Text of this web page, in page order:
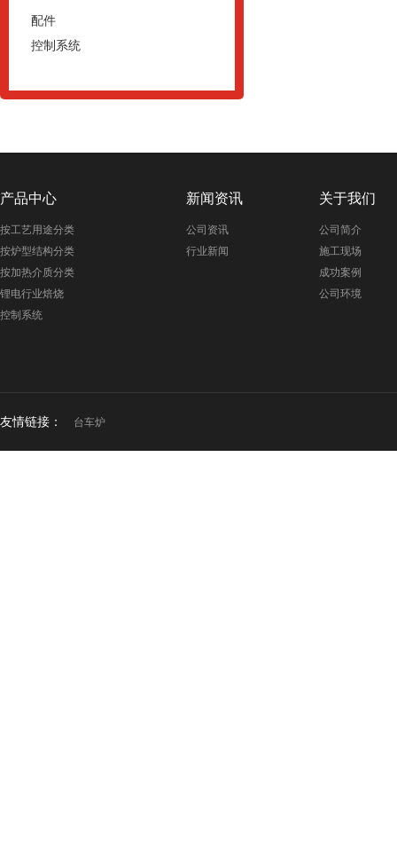
配件
控制系统
产品中心
按工艺用途分类
按炉型结构分类
按加热介质分类
锂电行业焙烧
控制系统
新闻资讯
公司资讯
行业新闻
关于我们
公司简介
施工现场
成功案例
公司环境
友情链接： 台车炉